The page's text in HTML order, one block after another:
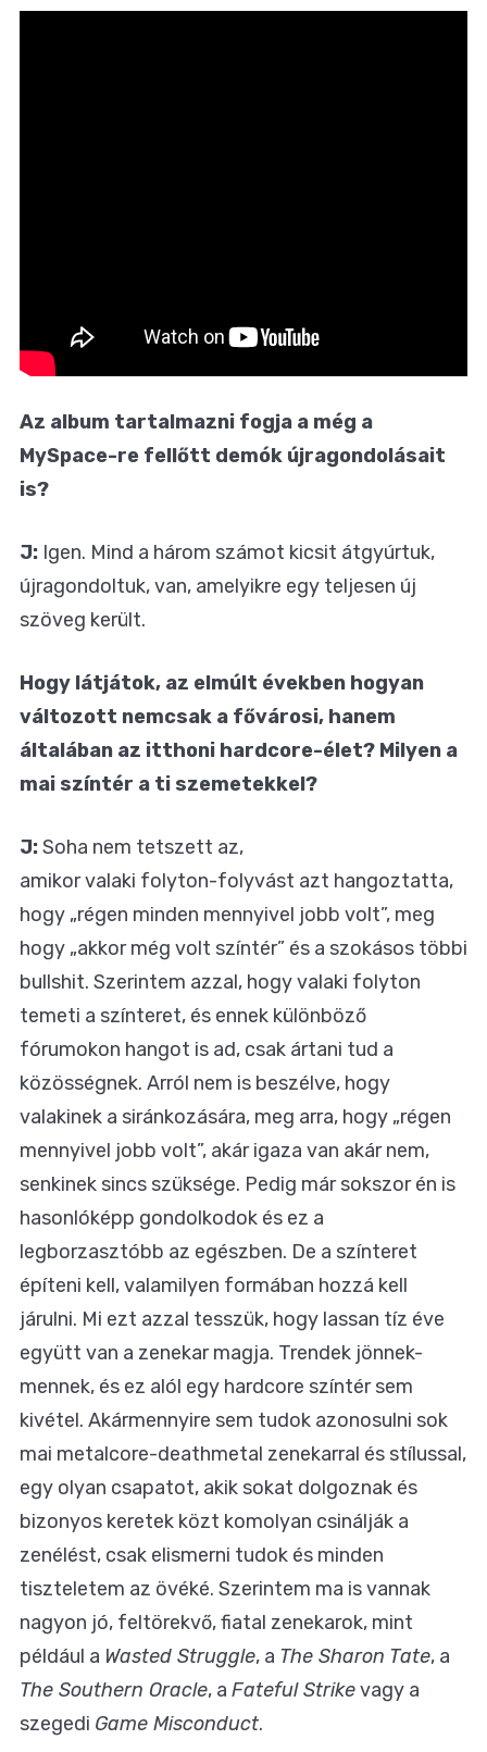
Az album tartalmazni fogja a még a
MySpace-re fellőtt demók újragondolásait
is?
J: Igen. Mind a három számot kicsit átgyúrtuk,
újragondoltuk, van, amelyikre egy teljesen új
szöveg került.
Hogy látjátok, az elmúlt években hogyan
változott nemcsak a fővárosi, hanem
általában az itthoni hardcore-élet? Milyen a
mai színtér a ti szemetekkel?
J:Soha nem tetszett az,
amikor valaki folyton-folyvást azt hangoztatta,
hogy „régen minden mennyivel jobb volt”, meg
hogy „akkor még volt színtér” és a szokásos többi
bullshit. Szerintem azzal, hogy valaki folyton
temeti a színteret, és ennek különböző
fórumokon hangot is ad, csak ártani tud a
közösségnek. Arról nem is beszélve, hogy
valakinek a siránkozására, meg arra, hogy „régen
mennyivel jobb volt”, akár igaza van akár nem,
senkinek sincs szüksége. Pedig már sokszor én is
hasonlóképp gondolkodok és ez a
legborzasztóbb az egészben. De a színteret
építeni kell, valamilyen formában hozzá kell
járulni. Mi ezt azzal tesszük, hogy lassan tíz éve
együtt van a zenekar magja. Trendek jönnek-
mennek, és ez alól egy hardcore színtér sem
kivétel. Akármennyire sem tudok azonosulni sok
mai metalcore-deathmetal zenekarral és stílussal,
egy olyan csapatot, akik sokat dolgoznak és
bizonyos keretek közt komolyan csinálják a
zenélést, csak elismerni tudok és minden
tiszteletem az övéké. Szerintem ma is vannak
nagyon jó, feltörekvő, fiatal zenekarok, mint
például a Wasted Struggle, a The Sharon Tate, a
The Southern Oracle, a Fateful Strikevagy a
szegedi Game Misconduct.